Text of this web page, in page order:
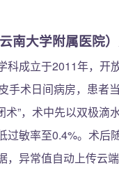
南大学附属医院
科成立于2011年，
手术日间病房，患
术”，术中先以双极
过敏率至0.4%。术后
，异常值自动上传云